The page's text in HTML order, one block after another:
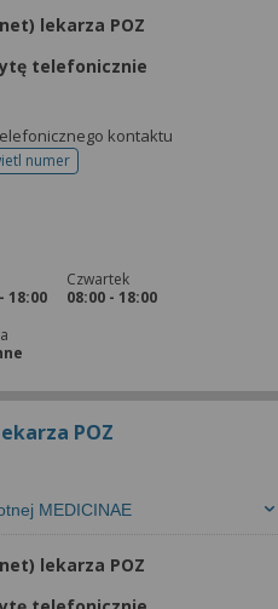
lekarza POZ
telefonicznie
kontaktu
numer
telefonu do rejestracji
18:00
Czwartek
08:00 - 18:00
POZ
MEDICINAE
lekarza POZ